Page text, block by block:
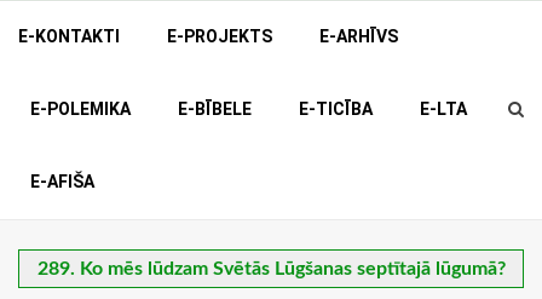
E-KONTAKTI E-PROJEKTS E-ARHĪVS
E-POLEMIKA E-BĪBELE E-TICĪBA E-LTA
E-AFIŠA
289. Ko mēs lūdzam Svētās Lūgšanas septītajā lūgumā?